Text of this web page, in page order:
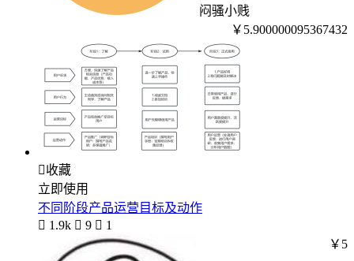
闷骚小贱
￥5.900000095367432
收藏
立即使用
不同阶段产品运营目标及动作
 1.9k  9  1
￥5